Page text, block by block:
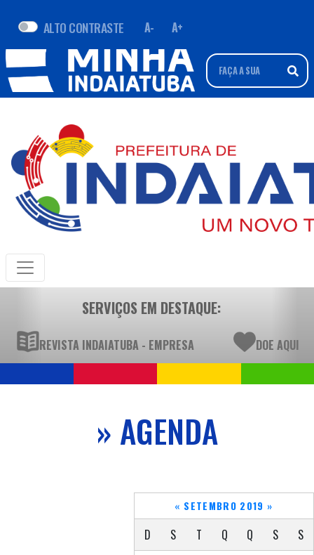
ALTO CONTRASTE A- A+
SERVIÇOS EM DESTAQUE:
REVISTA INDAIATUBA - EMPRESA DOE AQUI
» AGENDA
« SETEMBRO 2019 »
D S T Q Q S
S